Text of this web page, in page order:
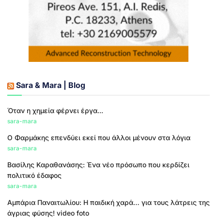
Sara & Mara | Blog
Όταν η χημεία φέρνει έργα...
sara-mara
Ο Φαρμάκης επενδύει εκεί που άλλοι μένουν στα λόγια
sara-mara
Βασίλης Καραθανάσης: Ένα νέο πρόσωπο που κερδίζει
πολιτικό έδαφος
sara-mara
Αμπάρια Παναιτωλίου: Η παιδική χαρά… για τους λάτρεις της
άγριας φύσης! video foto